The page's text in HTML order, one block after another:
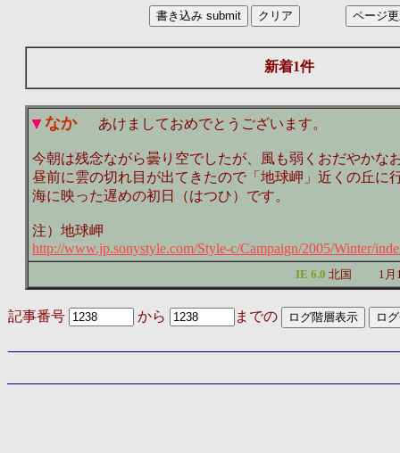
新着1件
なかあけましておめでとうございます。
今朝は残念ながら曇り空でしたが、風も弱くおだやかな
昼前に雲の切れ目が出てきたので「地球岬」近くの丘に
海に映った遅めの初日（はつひ）です。
注）地球岬
http://www.jp.sonystyle.com/Style-c/Campaign/2005/Winter/
IE 6.0 北国 1
記事番号 から までの